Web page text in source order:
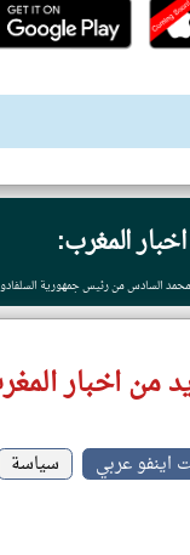
اخبار المغرب:
محمد السادس من رئيس جمهورية
من اخبار
اينفو عربي سياسة